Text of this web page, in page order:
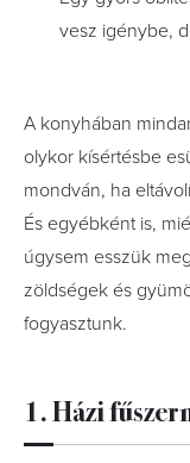
vesz igénybe,
A konyhában
olykor kísértésbe
mondván, ha
És egyébként is,
úgysem esszük
zöldségek és
fogyasztunk.
1. Házi